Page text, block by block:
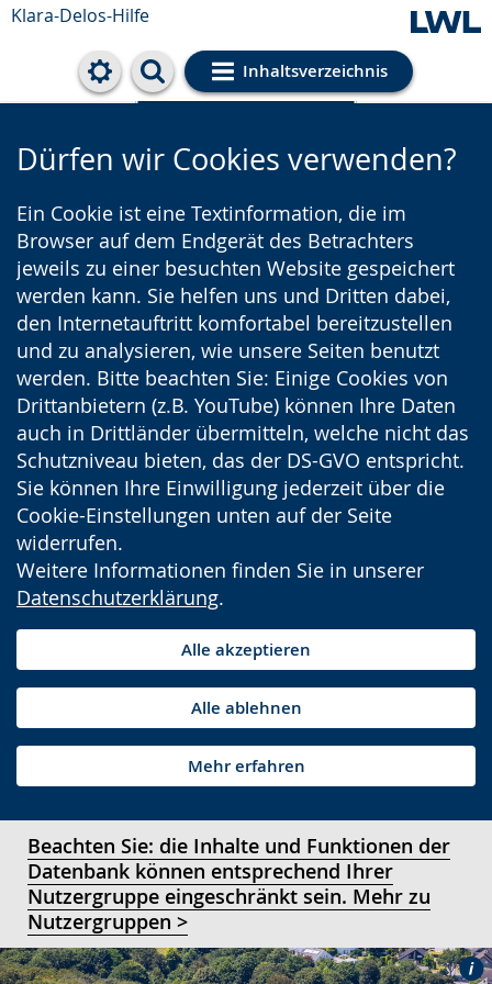
Klara-Delos-Hilfe
Inhaltsverzeichnis
Cookie-Einstellungen
Dürfen wir Cookies verwenden?
Ein Cookie ist eine Textinformation, die im
Browser auf dem Endgerät des Betrachters
jeweils zu einer besuchten Website gespeichert
werden kann. Sie helfen uns und Dritten dabei,
den Internetauftritt komfortabel bereitzustellen
und zu analysieren, wie unsere Seiten benutzt
werden. Bitte beachten Sie: Einige Cookies von
Drittanbietern (z.B. YouTube) können Ihre Daten
auch in Drittländer übermitteln, welche nicht das
Schutzniveau bieten, das der DS-GVO entspricht.
Sie können Ihre Einwilligung jederzeit über die
Cookie-Einstellungen unten auf der Seite
widerrufen.
Weitere Informationen finden Sie in unserer
Datenschutzerklärung.
Alle akzeptieren
Alle ablehnen
Mehr erfahren
Beachten Sie: die Inhalte und Funktionen der
Datenbank können entsprechend Ihrer
Nutzergruppe eingeschränkt sein. Mehr zu
Nutzergruppen >